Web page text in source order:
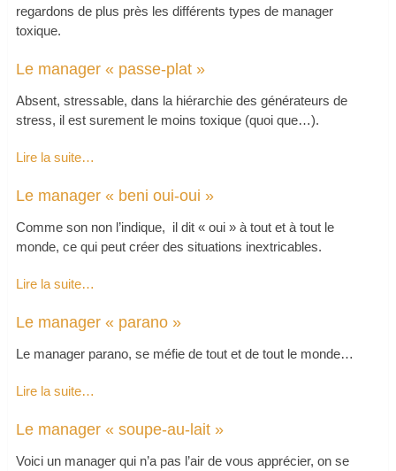
regardons de plus près les différents types de manager
toxique.
Le manager « passe-plat »
Absent, stressable, dans la hiérarchie des générateurs de
stress, il est surement le moins toxique (quoi que…).
Lire la suite…
Le manager « beni oui-oui »
Comme son non l’indique, il dit « oui » à tout et à tout le
monde, ce qui peut créer des situations inextricables.
Lire la suite…
Le manager « parano »
Le manager parano, se méfie de tout et de tout le monde…
Lire la suite…
Le manager « soupe-au-lait »
Voici un manager qui n’a pas l’air de vous apprécier, on se